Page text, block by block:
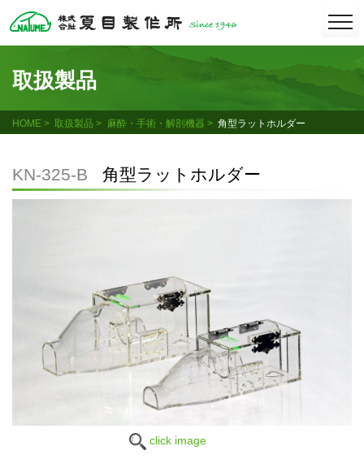
Skip
取扱製品
HOME 取扱製品 麻酔・手術・解剖機器 角型ラットホルダー
KN-325-B 角型ラットホルダー
click image